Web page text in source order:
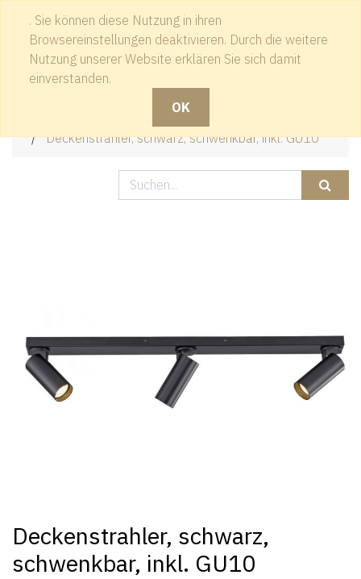
. Sie können diese Nutzung in ihren
Browsereinstellungen deaktivieren. Durch die weitere
Nutzung unserer Website erklären Sie sich damit
einverstanden.
OK
Kontakt
Deckenstrahler, schwarz, schwenkbar, inkl. GU10
Deckenstrahler, schwarz,
schwenkbar, inkl. GU10